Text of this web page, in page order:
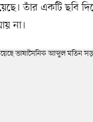
তাঁর একটি ছবি
না।